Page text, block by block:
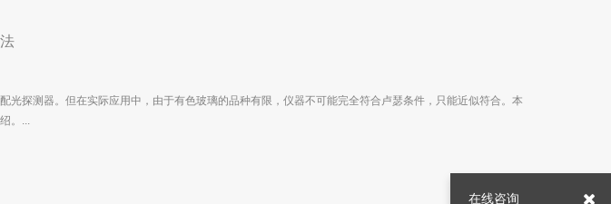
光探测器。但在实际应用中，由于有色玻璃的品种有限，仪器不可能完全符合卢瑟条件，只能近似符合。本
。...
在线咨询